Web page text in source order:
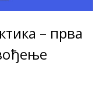
– прва